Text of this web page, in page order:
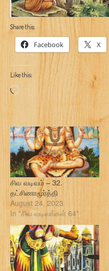
Share this:
Facebook X
Like this:
Loading…
சிவ வடிவம் – 32.
தட்சிணாமூர்த்தி
August 24, 2023
In "சிவ வடிவங்கள் 64"